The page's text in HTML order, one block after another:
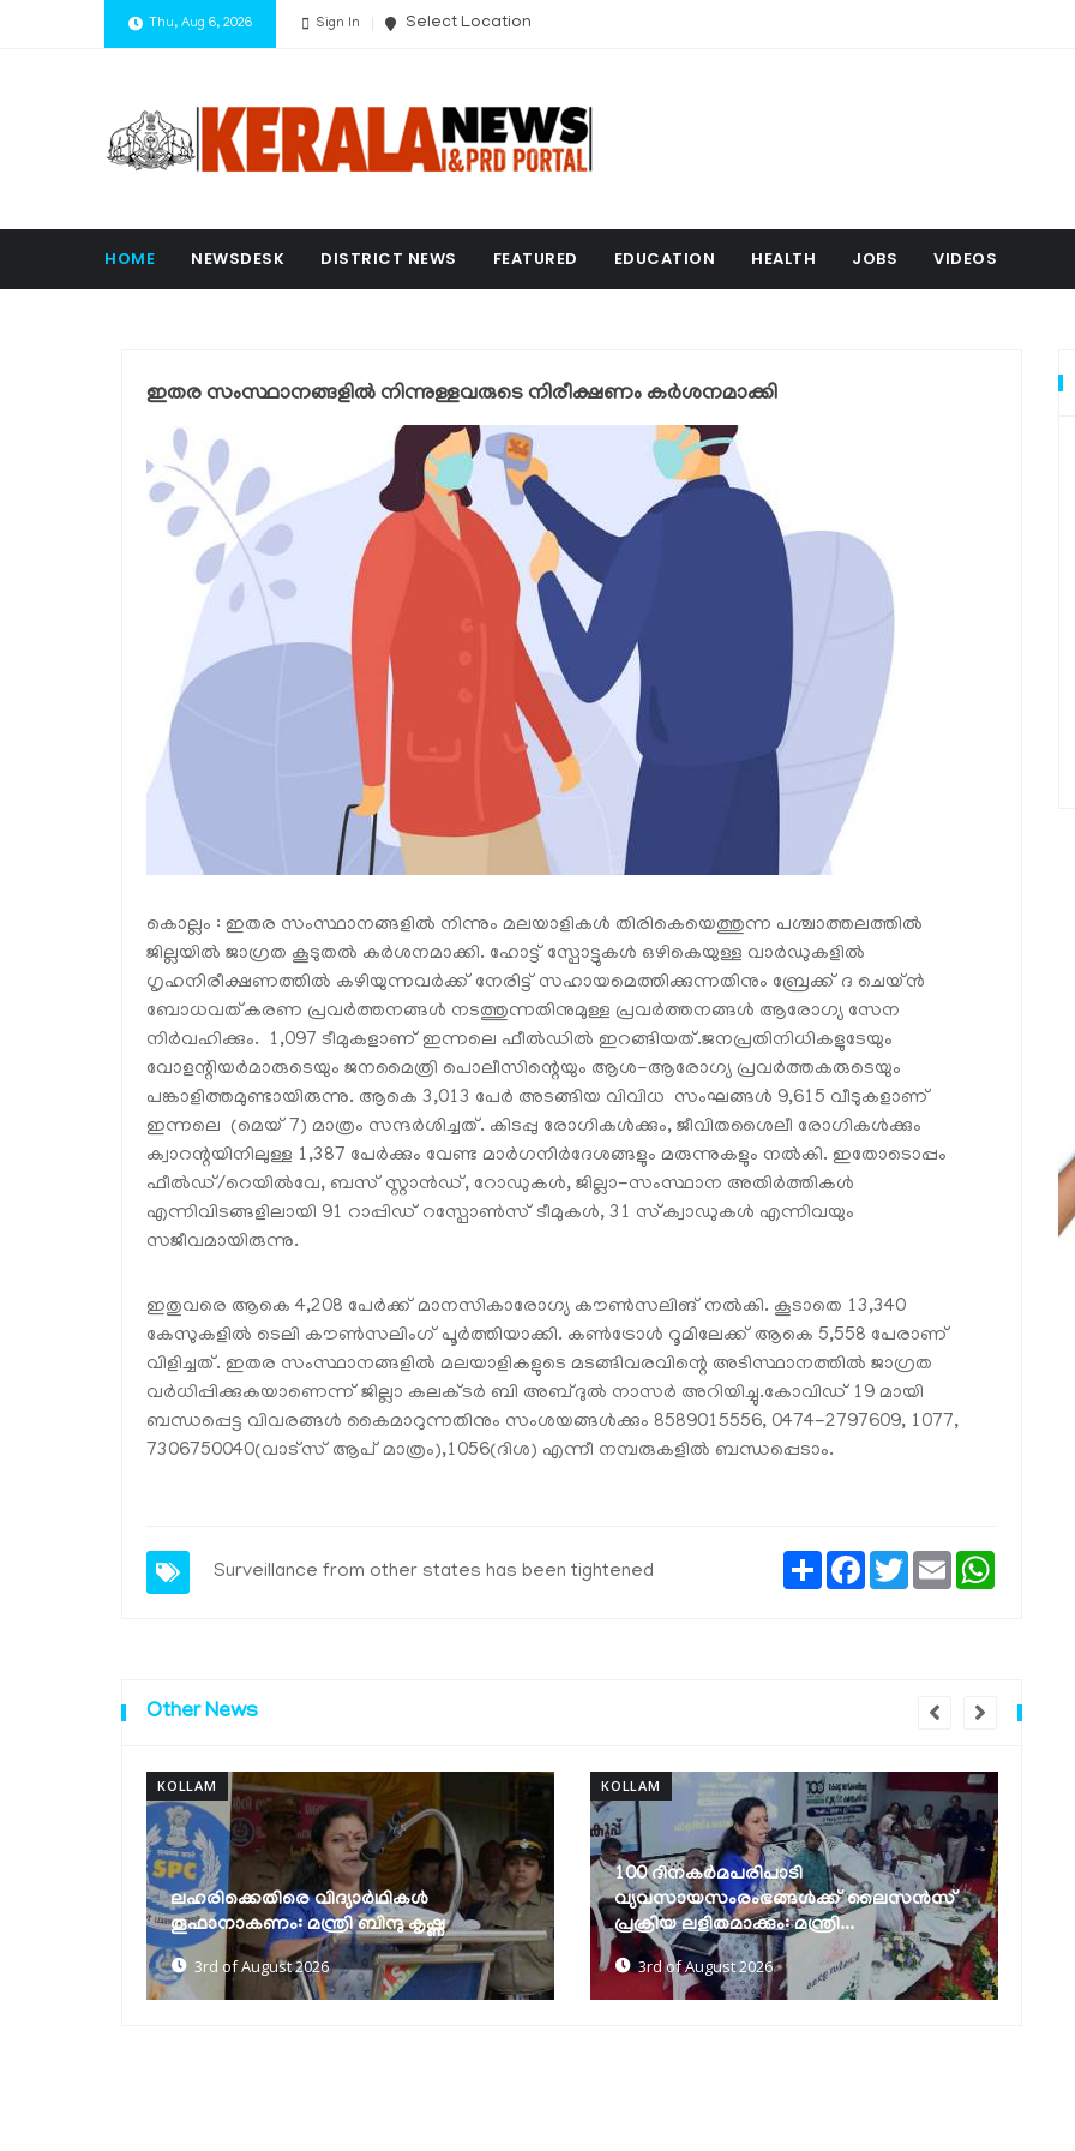
Thu, Aug 6, 2026 Sign In Select Location
HOME NEWSDESK DISTRICT NEWS FEATURED EDUCATION HEALTH JOBS VIDEOS
ഇതര സംസ്ഥാനങ്ങളില്‍ നിന്നുള്ളവരുടെ നിരീക്ഷണം കര്‍ശനമാക്കി
കൊല്ലം : ഇതര സംസ്ഥാനങ്ങളില്‍ നിന്നും മലയാളികള്‍ തിരികെയെത്തുന്ന പശ്ചാത്തലത്തില്‍
ജില്ലയില്‍ ജാഗ്രത കൂടുതല്‍ കര്‍ശനമാക്കി. ഹോട്ട് സ്പോട്ടുകള്‍ ഒഴികെയുള്ള വാര്‍ഡുകളില്‍
ഗൃഹനിരീക്ഷണത്തില്‍ കഴിയുന്നവര്‍ക്ക് നേരിട്ട് സഹായമെത്തിക്കുന്നതിനും ബ്രേക്ക് ദ ചെയ്ന്‍
ബോധവത്കരണ പ്രവര്‍ത്തനങ്ങള്‍ നടത്തുന്നതിനുമുള്ള പ്രവര്‍ത്തനങ്ങള്‍ ആരോഗ്യ സേന
നിര്‍വഹിക്കും. 1,097 ടീമുകളാണ് ഇന്നലെ ഫീല്‍ഡില്‍ ഇറങ്ങിയത്.ജനപ്രതിനിധികളുടേയും
വോളന്റിയര്‍മാരുടെയും ജനമൈത്രി പൊലീസിന്റെയും ആശ-ആരോഗ്യ പ്രവര്‍ത്തകരുടെയും
പങ്കാളിത്തമുണ്ടായിരുന്നു. ആകെ 3,013 പേര്‍ അടങ്ങിയ വിവിധ സംഘങ്ങള്‍ 9,615 വീടുകളാണ്
ഇന്നലെ (മെയ് 7) മാത്രം സന്ദര്‍ശിച്ചത്. കിടപ്പു രോഗികള്‍ക്കും, ജീവിതശൈലീ രോഗികള്‍ക്കും
ക്വാറന്റയിനിലുള്ള 1,387 പേര്‍ക്കും വേണ്ട മാര്‍ഗനിര്‍ദേശങ്ങളും മരുന്നുകളും നല്‍കി. ഇതോടൊപ്പം
ഫീല്‍ഡ്/റെയില്‍വേ, ബസ് സ്റ്റാന്‍ഡ്, റോഡുകള്‍, ജില്ലാ-സംസ്ഥാന അതിര്‍ത്തികള്‍
എന്നിവിടങ്ങളിലായി 91 റാപ്പിഡ് റസ്പോണ്‍സ് ടീമുകള്‍, 31 സ്‌ക്വാഡുകള്‍ എന്നിവയും
സജീവമായിരുന്നു.
ഇതുവരെ ആകെ 4,208 പേര്‍ക്ക് മാനസികാരോഗ്യ കൗണ്‍സലിങ് നല്‍കി. കൂടാതെ 13,340
കേസുകളില്‍ ടെലി കൗണ്‍സലിംഗ് പൂര്‍ത്തിയാക്കി. കണ്‍ട്രോള്‍ റൂമിലേക്ക് ആകെ 5,558 പേരാണ്
വിളിച്ചത്. ഇതര സംസ്ഥാനങ്ങളില്‍ മലയാളികളുടെ മടങ്ങിവരവിന്റെ അടിസ്ഥാനത്തില്‍ ജാഗ്രത
വര്‍ധിപ്പിക്കുകയാണെന്ന് ജില്ലാ കലക്ടര്‍ ബി അബ്ദുല്‍ നാസര്‍ അറിയിച്ചു.കോവിഡ് 19 മായി
ബന്ധപ്പെട്ട വിവരങ്ങള്‍ കൈമാറുന്നതിനും സംശയങ്ങള്‍ക്കും 8589015556, 0474-2797609, 1077,
7306750040(വാട്‌സ് ആപ് മാത്രം),1056(ദിശ) എന്നീ നമ്പരുകളില്‍ ബന്ധപ്പെടാം.
Surveillance from other states has been tightened
ShareFacebook
TwitterEmail
Other News
KOLLAM
100 ദിനകര്‍മപരിപാടി
വ്യവസായസംരംഭങ്ങള്‍ക്ക് ലൈസന്‍സ്
പ്രക്രിയ ലളിതമാക്കും: മന്ത്രി...
3rd of August 2026
KOLLAM
ദേശീയപാത വികസനം: വെള്ളക്കെട്ട്
പരിഹരിക്കാന്‍ ശാശ്വത നടപടികള്‍
സ്വീകരിക്കുമെന്ന്...
10th of July 2026